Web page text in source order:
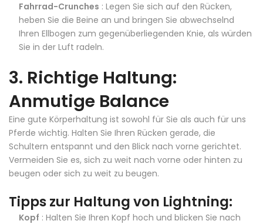
Fahrrad-Crunches : Legen Sie sich auf den Rücken,
heben Sie die Beine an und bringen Sie abwechselnd
Ihren Ellbogen zum gegenüberliegenden Knie, als würden
Sie in der Luft radeln.
3. Richtige Haltung:
Anmutige Balance
Eine gute Körperhaltung ist sowohl für Sie als auch für uns
Pferde wichtig. Halten Sie Ihren Rücken gerade, die
Schultern entspannt und den Blick nach vorne gerichtet.
Vermeiden Sie es, sich zu weit nach vorne oder hinten zu
beugen oder sich zu weit zu beugen.
Tipps zur Haltung von Lightning:
Kopf : Halten Sie Ihren Kopf hoch und blicken Sie nach